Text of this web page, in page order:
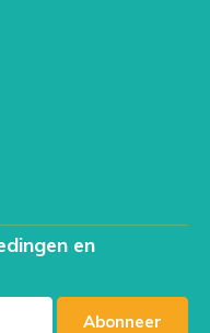
en
Abonneer